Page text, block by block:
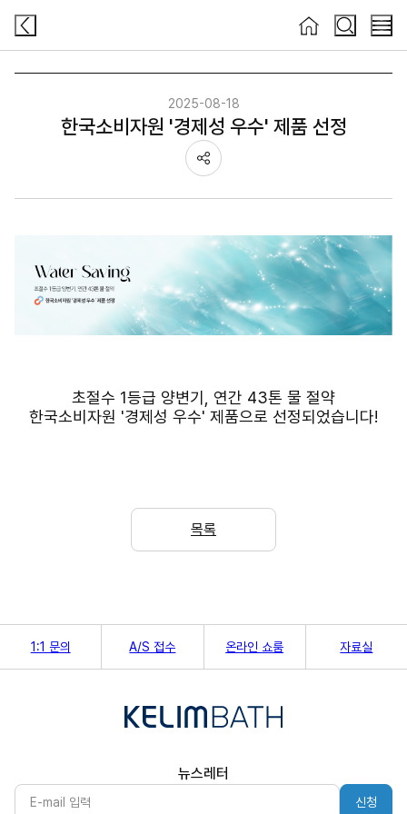
검색 검색 메뉴
2025-08-18
한국소비자원 '경제성 우수' 제품 선정
공유하기
초절수 1등급 양변기, 연간 43톤 물 절약
한국소비자원 '경제성 우수' 제품으로 선정되었습니다!
목록
1:1 문의 A/S 접수 온라인 쇼룸 자료실
뉴스레터
신청